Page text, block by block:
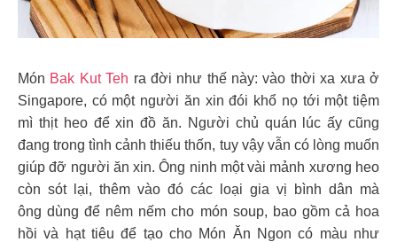
Món Bak Kut Teh ra đời như thế này: vào thời xa xưa ở
Singapore, có một người ăn xin đói khổ nọ tới một tiệm
mì thịt heo để xin đồ ăn. Người chủ quán lúc ấy cũng
đang trong tình cảnh thiếu thốn, tuy vậy vẫn có lòng muốn
giúp đỡ người ăn xin. Ông ninh một vài mảnh xương heo
còn sót lại, thêm vào đó các loại gia vị bình dân mà
ông dùng để nêm nếm cho món soup, bao gồm cả hoa
hồi và hạt tiêu để tạo cho Món Ăn Ngon có màu như